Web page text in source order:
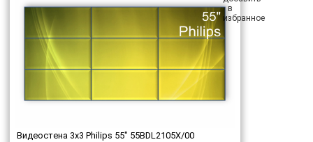
Видеостена 3x3 Philips 55" 55BDL2105X/00